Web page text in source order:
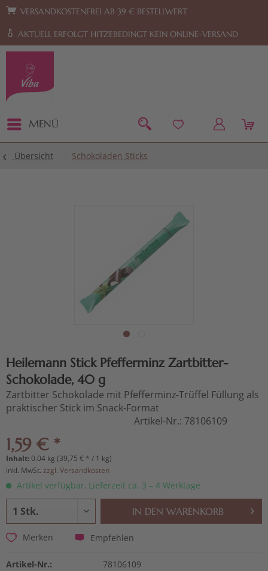
Zur Hauptnavigation springen Zum Footer springen
VERSANDKOSTENFREI AB 39 € BESTELLWERT
AKTUELL ERFOLGT HITZEBEDINGT KEIN ONLINE-VERSAND
MENÜ
Übersicht Schokoladen Sticks
Heilemann Stick Pfefferminz Zartbitter-
Schokolade, 40 g
Zartbitter Schokolade mit Pfefferminz-Trüffel Füllung als
praktischer Stick im Snack-Format
Artikel-Nr.: 78106109
1,59 € *
Inhalt:0.04 kg (39,75 € * / 1 kg)
inkl. MwSt. zzgl. Versandkosten
Artikel verfügbar, Lieferzeit ca. 3 – 4 Werktage
IN DEN WARENKORB
Merken Empfehlen
Artikel-Nr.: 78106109